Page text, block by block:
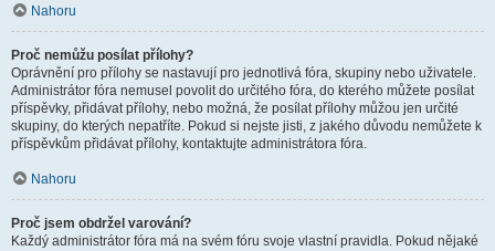
Nahoru
Proč nemůžu posílat přílohy?
Oprávnění pro přílohy se nastavují pro jednotlivá fóra, skupiny nebo uživatele.
Administrátor fóra nemusel povolit do určitého fóra, do kterého můžete posílat
příspěvky, přidávat přílohy, nebo možná, že posílat přílohy můžou jen určité
skupiny, do kterých nepatříte. Pokud si nejste jisti, z jakého důvodu nemůžete k
příspěvkům přidávat přílohy, kontaktujte administrátora fóra.
Nahoru
Proč jsem obdržel varování?
Každý administrátor fóra má na svém fóru svoje vlastní pravidla. Pokud nějaké